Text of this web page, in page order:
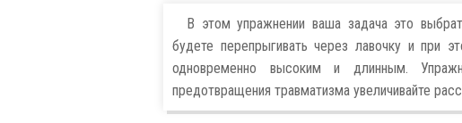
В этом упражнении ваша задача это
будете перепрыгивать через лавочку и
одновременно высоким и длинным.
предотвращения травматизма увеличивайте